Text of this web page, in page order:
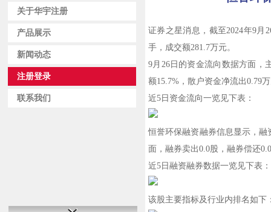
关于华宇注册
产品展示
新闻动态
注册登录
联系我们
证券之星消息，截至2024年9月
手，成交额281.7万元。
9月26日的资金流向数据方面，
额15.7%，散户资金净流出0.79
近5日资金流向一览见下表：
恒誉环保融资融券信息显示，融
面，融券卖出0.0股，融券偿还
近5日融资融券数据一览见下表：
该股主要指标及行业内排名如下